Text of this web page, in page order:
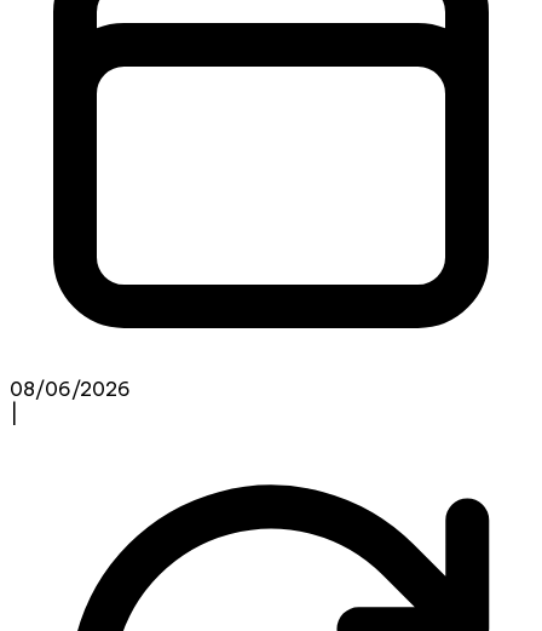
08/06/2026